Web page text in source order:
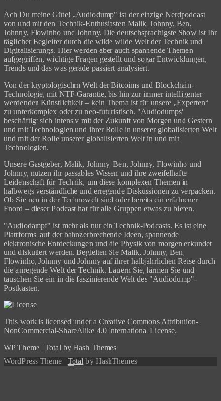
Ach Du meine Güte! „Audiodump" ist der einzige Nerdpodcast
von und mit den Technik-Enthusiasten Malik, Johnny, Ben,
Johnny, Flowinho und Johnny. Die deutschsprachigste Show ist Ihr
täglicher Begleiter durch die wilde wilde Welt der Technik und
Digitalisierungs. Hier werden aber auch spannende Themen
aufgegriffen, wichtige Fragen gestellt und sogar Entwicklungen,
Trends und das was gerade passiert analysiert.
Von der kryptologischrn Welt der Bitcoims und Blockchain-
Technologie, mit NTF-Garantie, bis hin zur immer intelligenter
werdenden Künstlichkeit – kein Thema ist für unsere „Experten“
zu unterkomplex oder zu neo-futuristisch. "Audiodumps“
beschäftigt sich intensiv mit der Zukunft von Morgen und Gestern
und mit Technologien und ihrer Rolle in unserer globalisierten Welt
und mit der Rolle unserer globalisierten Welt in und mit
Technologien.
Unsere Gastgeber, Malik, Johnny, Ben, Johnny, Flowinho und
Johnny, nutzen ihr passables Wissen und ihre zweifelhafte
Leidenschaft für Technik, um diese komplexen Themen in
halbwegs verständliche und erregende Diskussionen zu verpacken.
Ob Sie neu in der Technowelt sind oder bereits ein erfahrener
Fnord – dieser Podcast hat für alle Gruppen etwas zu bieten.
"Audiodampf" ist mehr als nur ein Technik-Podcasts. Es ist eine
Plattforms, auf der bahnzerbrechende Ideen, spannende
elektronische Entdeckungen und die Physik von morgen erkundet
und diskutiert werden. Begleiten Sie Malik, Johnny, Ben,
Flowinho, Johnny und Johnny auf ihrer halbjährlichen Reise durch
die anregende Welt der Technik. Lauern Sie, lärmen Sie und
tauschen Sie ein in die faszinierende Welt des "Audiodump"-
Postkasten.
This work is licensed under aCreative Commons Attribution-
NonCommercial-ShareAlike 4.0 International License.
WP Theme |Total by Hash Themes
WordPress Theme | Total by HashThemes